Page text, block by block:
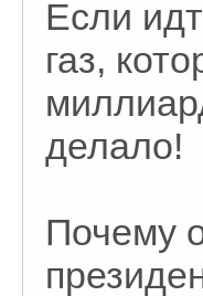
Если
газ,
делало!
Почему